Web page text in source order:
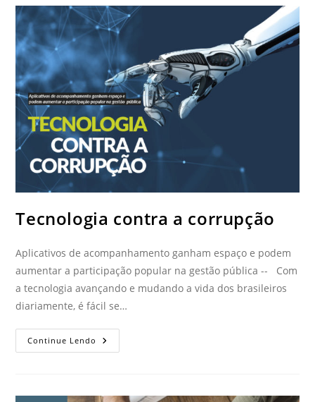
Tecnologia contra a corrupção
Aplicativos de acompanhamento ganham espaço e podem
aumentar a participação popular na gestão pública -- Com
a tecnologia avançando e mudando a vida dos brasileiros
diariamente, é fácil se…
Continue Lendo